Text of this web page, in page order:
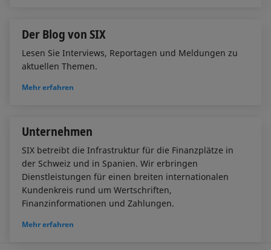
Der Blog von SIX
Lesen Sie Interviews, Reportagen und Meldungen zu
aktuellen Themen.
Mehr erfahren
Unternehmen
SIX betreibt die Infrastruktur für die Finanzplätze in
der Schweiz und in Spanien. Wir erbringen
Dienstleistungen für einen breiten internationalen
Kundenkreis rund um Wertschriften,
Finanzinformationen und Zahlungen.
Mehr erfahren